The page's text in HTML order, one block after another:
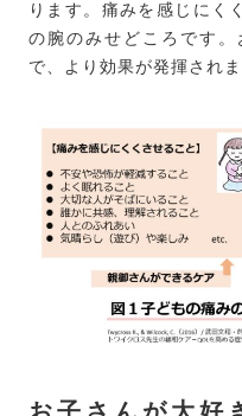
ります。痛みを感じにく
の腕のみせどころです
で、より効果が発揮されま
お子さんが大好